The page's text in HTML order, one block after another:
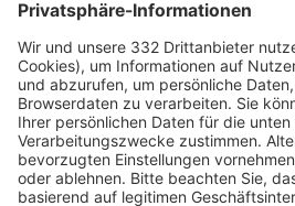
HÄUFIG BESUCHTE SEITEN
Pässe und Vereinswechsel
Trainerausbildung
Schulungsangebot Vereinsmitarbeiter
BFV-Geschäftsstellen